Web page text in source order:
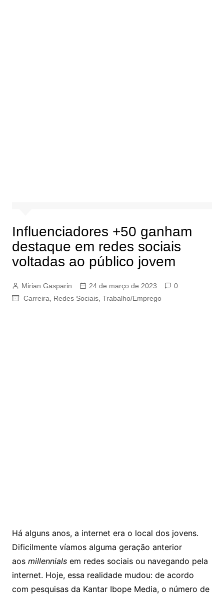
Influenciadores +50 ganham
destaque em redes sociais
voltadas ao público jovem
Mirian Gasparin 24 de março de 2023
0
Carreira
Redes Sociais, Trabalho/Emprego
Há alguns anos, a internet era o local dos jovens.
Dificilmente víamos alguma geração anterior
aos millennialsem redes sociais ou navegando pela
internet. Hoje, essa realidade mudou: de acordo
com pesquisas da Kantar Ibope Media, o número de